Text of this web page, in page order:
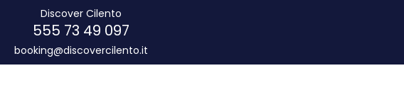
Discover Cilento
097 49 73 555
booking@discovercilento.it